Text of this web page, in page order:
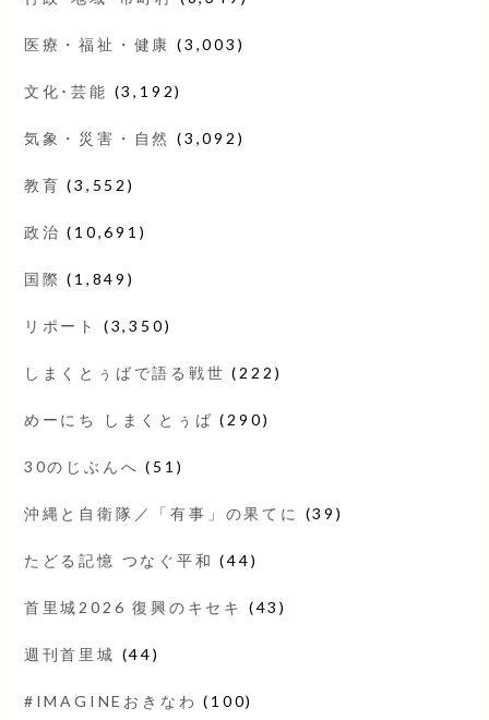
医療・福祉・健康 (3,003)
文化･芸能 (3,192)
気象・災害・自然 (3,092)
教育 (3,552)
政治 (10,691)
国際 (1,849)
リポート (3,350)
しまくとぅばで語る戦世 (222)
めーにち しまくとぅば (290)
30のじぶんへ (51)
沖縄と自衛隊／「有事」の果てに (39)
たどる記憶 つなぐ平和 (44)
首里城2026 復興のキセキ (43)
週刊首里城 (44)
#IMAGINEおきなわ (100)